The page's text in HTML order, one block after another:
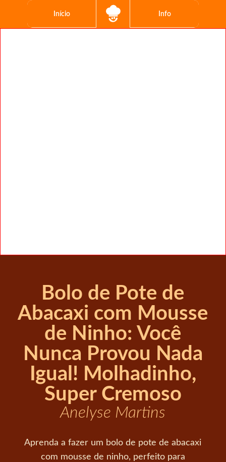
Início Info
Bolo de Pote de
Abacaxi com Mousse
de Ninho: Você
Nunca Provou Nada
Igual! Molhadinho,
Super Cremoso
Anelyse Martins
Aprenda a fazer um bolo de pote de abacaxi
com mousse de ninho, perfeito para